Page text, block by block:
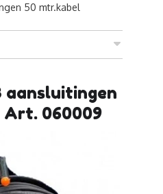
50 mtr.kabel
aansluitingen
Art. 060009